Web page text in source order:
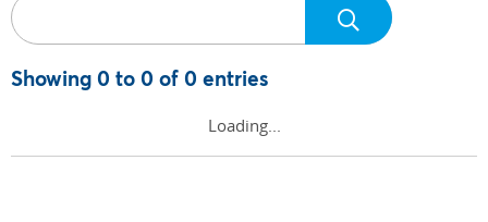
Showing 0 to 0 of 0 entries
Loading...